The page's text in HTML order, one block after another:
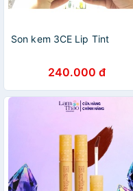
Son kem 3CE Lip Tint
240.000 đ